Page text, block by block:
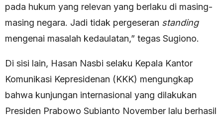
pada hukum yang relevan yang berlaku di masing-
masing negara. Jadi tidak pergeseran standing
mengenai masalah kedaulatan,” tegas Sugiono.
Di sisi lain, Hasan Nasbi selaku Kepala Kantor
Komunikasi Kepresidenan (KKK) mengungkap
bahwa kunjungan internasional yang dilakukan
Presiden Prabowo Subianto November lalu berhasil